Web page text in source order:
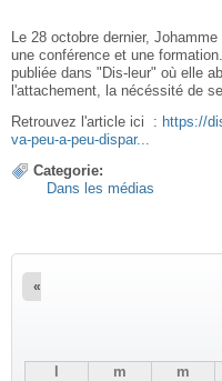
Le 28 octobre dernier,
une conférence et une
publiée dans "Dis-leur" où elle
l'attachement, la nécéssité de
Retrouvez l'article ici : https://
va-peu-a-peu-dispar...
Categorie:
Dans les médias
«
l m m